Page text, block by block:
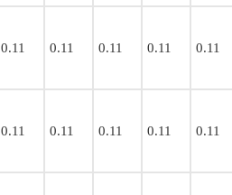
0.11 0.11 0.11 0.11 0.11
0.11 0.11 0.11 0.11 0.11